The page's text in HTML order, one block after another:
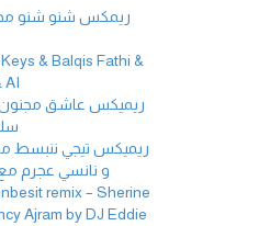
ريمكس شنو شنو
& Balqis Fathi &
AI
ريميكس عاشق مجنون
ريميكس تيجي ننبسط
و نانسي عجرم
Ajram by DJ Eddie